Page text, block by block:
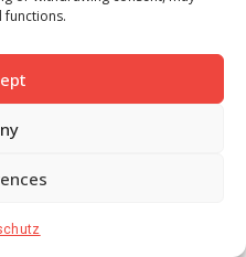
functions.nicht